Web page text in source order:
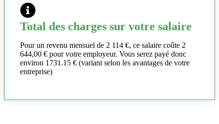
Total des charges sur votre salaire
Pour un revenu mensuel de 2 114 €, ce salaire coûte 2
644,00 € pour votre employeur. Vous serez payé donc
environ 1731.15 € (variant selon les avantages de votre
entreprise)